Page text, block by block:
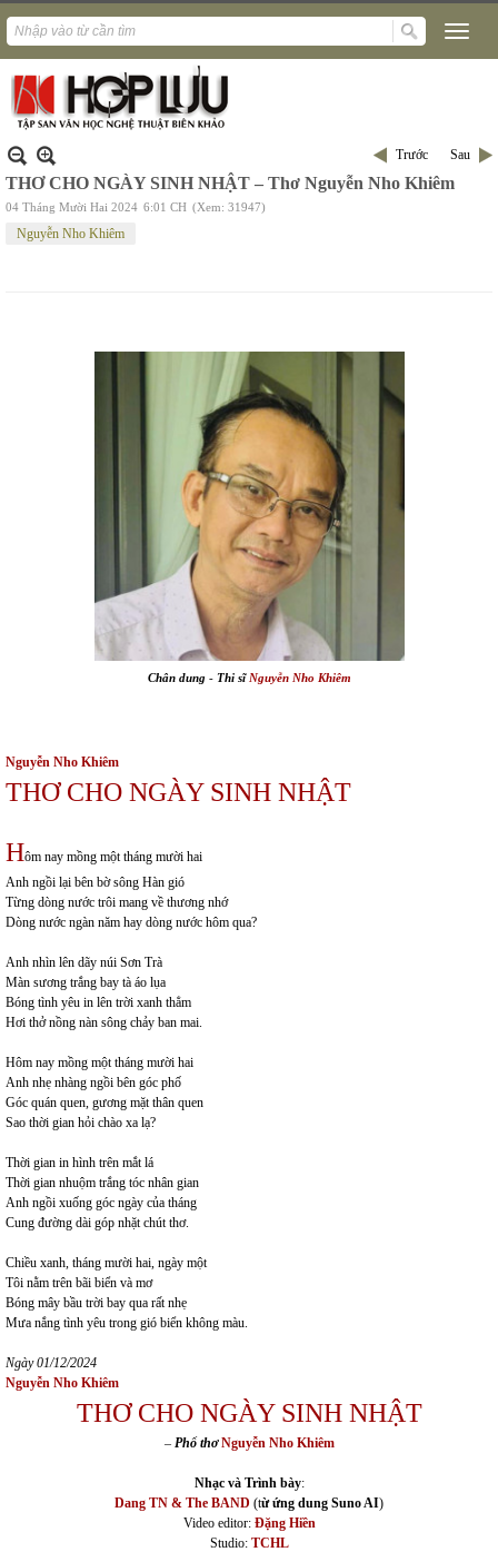
Trước Sau
THƠ CHO NGÀY SINH NHẬT – Thơ Nguyễn Nho Khiêm
04 Tháng Mười Hai 2024 6:01 CH (Xem: 31947)
Nguyễn Nho Khiêm
Chân dung- Thi sĩ Nguyễn Nho Khiêm
Nguyễn Nho Khiêm
THƠ CHO NGÀY SINH NHẬT
Hôm nay mồng một tháng mười hai
Anh ngồi lại bên bờ sông Hàn gió
Từng dòng nước trôi mang về thương nhớ
Dòng nước ngàn năm hay dòng nước hôm qua?
Anh nhìn lên dãy núi Sơn Trà
Màn sương trắng bay tà áo lụa
Bóng tình yêu in lên trời xanh thẳm
Hơi thở nồng nàn sông chảy ban mai.
Hôm nay mồng một tháng mười hai
Anh nhẹ nhàng ngồi bên góc phố
Góc quán quen, gương mặt thân quen
Sao thời gian hỏi chào xa lạ?
Thời gian in hình trên mắt lá
Thời gian nhuộm trắng tóc nhân gian
Anh ngồi xuống góc ngày của tháng
Cung đường dài góp nhặt chút thơ.
Chiều xanh, tháng mười hai, ngày một
Tôi nằm trên bãi biển và mơ
Bóng mây bầu trời bay qua rất nhẹ
Mưa nắng tình yêu trong gió biển không màu.
Ngày 01/12/2024
Nguyễn Nho Khiêm
THƠ CHO NGÀY SINH NHẬT
– Phổ thơ Nguyễn Nho Khiêm
Nhạc và Trình bày:
Dang TN & The BAND (từ ứng dung Suno AI)
Video editor:Đặng Hiền
Studio: TCHL